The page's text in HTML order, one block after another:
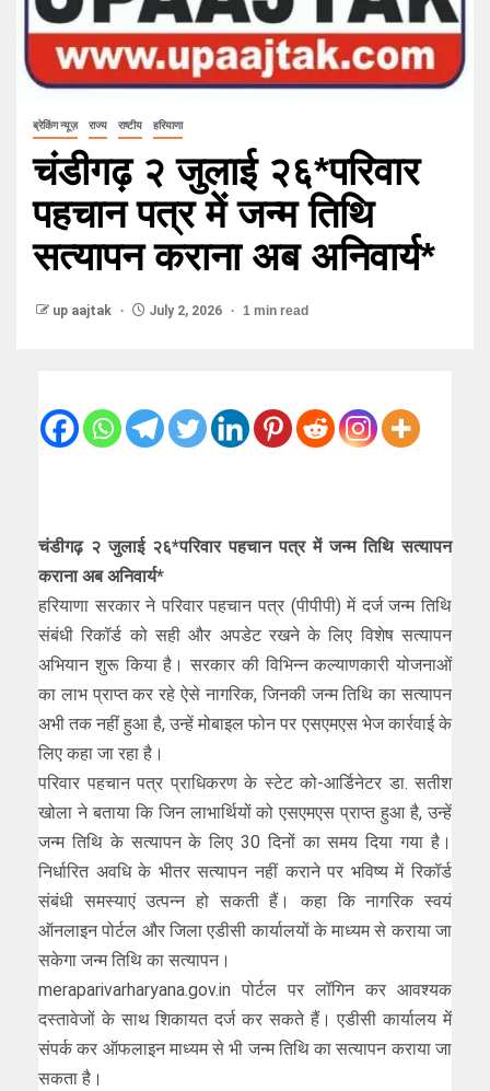
ब्रेकिंग न्यूज़ राज्य राष्टीय हरियाणा
चंडीगढ़ २ जुलाई २६*परिवार
पहचान पत्र में जन्म तिथि
सत्यापन कराना अब अनिवार्य*
up aajtak July 2, 2026 1 min read
चंडीगढ़ २ जुलाई २६*परिवार पहचान पत्र में जन्म तिथि सत्यापन
कराना अब अनिवार्य*
हरियाणा सरकार ने परिवार पहचान पत्र (पीपीपी) में दर्ज जन्म तिथि
संबंधी रिकॉर्ड को सही और अपडेट रखने के लिए विशेष सत्यापन
अभियान शुरू किया है। सरकार की विभिन्न कल्याणकारी योजनाओं
का लाभ प्राप्त कर रहे ऐसे नागरिक, जिनकी जन्म तिथि का सत्यापन
अभी तक नहीं हुआ है, उन्हें मोबाइल फोन पर एसएमएस भेज कार्रवाई के
लिए कहा जा रहा है।
परिवार पहचान पत्र प्राधिकरण के स्टेट को-आर्डिनेटर डा. सतीश
खोला ने बताया कि जिन लाभार्थियों को एसएमएस प्राप्त हुआ है, उन्हें
जन्म तिथि के सत्यापन के लिए 30 दिनों का समय दिया गया है।
निर्धारित अवधि के भीतर सत्यापन नहीं कराने पर भविष्य में रिकॉर्ड
संबंधी समस्याएं उत्पन्न हो सकती हैं। कहा कि नागरिक स्वयं
ऑनलाइन पोर्टल और जिला एडीसी कार्यालयों के माध्यम से कराया जा
सकेगा जन्म तिथि का सत्यापन।
meraparivarharyana.gov.in पोर्टल पर लॉगिन कर आवश्यक
दस्तावेजों के साथ शिकायत दर्ज कर सकते हैं। एडीसी कार्यालय में
संपर्क कर ऑफलाइन माध्यम से भी जन्म तिथि का सत्यापन कराया जा
सकता है।